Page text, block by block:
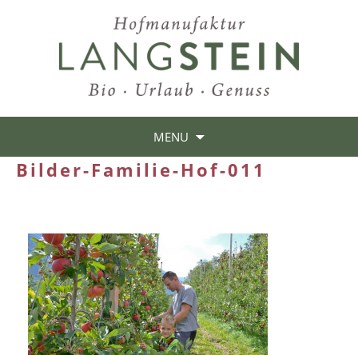
MENU
Bilder-Familie-Hof-011